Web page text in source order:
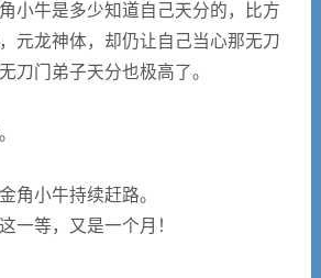
小牛是多少知道自己天分的，比方
元龙神体，却仍让自己当心那无刀
刀门弟子天分也极高了。
角小牛持续赶路。
一等，又是一个月！